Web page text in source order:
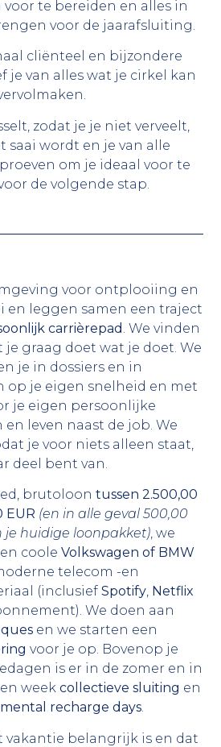
te bereiden en alles in
voor de jaarafsluiting.
cliënteel en bijzondere
je van alles wat je cirkel kan
zodat je je niet verveelt,
saai wordt en je van alle
om je ideaal voor te
de volgende stap.
voor ontplooiing en
en leggen samen een traject
carrièrepad . We vinden
graag doet wat je doet. We
je in dossiers en in
op je eigen snelheid en met
je eigen persoonlijke
leven naast de job. We
je voor niets alleen staat,
deel bent van.
brutoloon tussen 2.500,00
EUR (en in alle geval 500,00
je huidige loonpakket), we
coole Volkswagen of BMW
telecom -en
(inclusief Spotify, Netflix
We doen aan
en we starten een
voor je op. Bovenop je
is er in de zomer en in
week collectieve sluiting en
mental recharge days.
vakantie belangrijk is en dat